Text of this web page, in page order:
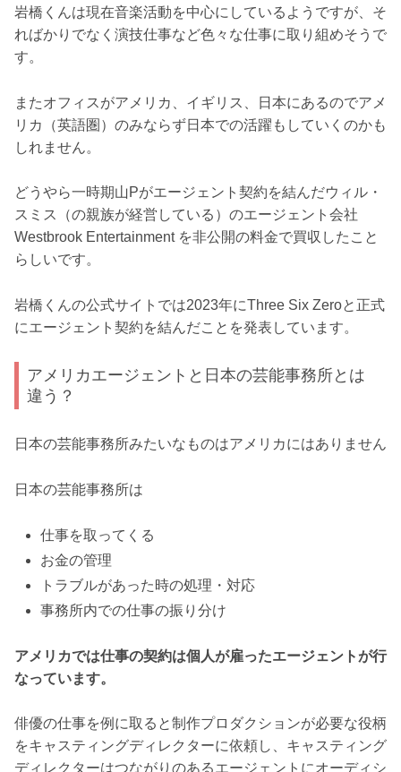
岩橋くんは現在音楽活動を中心にしているようですが、そ
ればかりでなく演技仕事など色々な仕事に取り組めそうで
す。
またオフィスがアメリカ、イギリス、日本にあるのでアメ
リカ（英語圏）のみならず日本での活躍もしていくのかも
しれません。
どうやら一時期山Pがエージェント契約を結んだウィル・
スミス（の親族が経営している）のエージェント会社
Westbrook Entertainment を非公開の料金で買収したこと
らしいです。
岩橋くんの公式サイトでは2023年にThree Six Zeroと正式
にエージェント契約を結んだことを発表しています。
アメリカエージェントと日本の芸能事務所とは
違う？
日本の芸能事務所みたいなものはアメリカにはありません
日本の芸能事務所は
仕事を取ってくる
お金の管理
トラブルがあった時の処理・対応
事務所内での仕事の振り分け
アメリカでは仕事の契約は個人が雇ったエージェントが行
なっています。
俳優の仕事を例に取ると制作プロダクションが必要な役柄
をキャスティングディレクターに依頼し、キャスティング
ディレクターはつながりのあるエージェントにオーディシ